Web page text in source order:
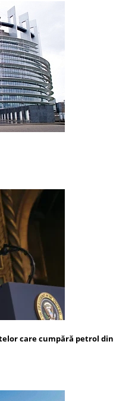
care cumpără petrol din